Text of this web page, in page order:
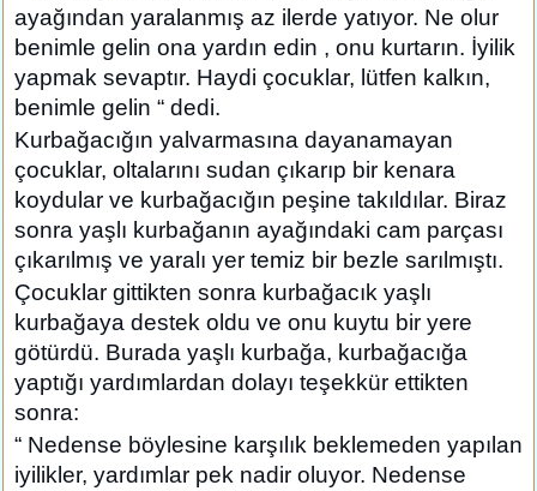
ayağından yaralanmış az ilerde yatıyor. Ne olur
benimle gelin ona yardın edin , onu kurtarın. İyilik
yapmak sevaptır. Haydi çocuklar, lütfen kalkın,
benimle gelin “ dedi.
Kurbağacığın yalvarmasına dayanamayan
çocuklar, oltalarını sudan çıkarıp bir kenara
koydular ve kurbağacığın peşine takıldılar. Biraz
sonra yaşlı kurbağanın ayağındaki cam parçası
çıkarılmış ve yaralı yer temiz bir bezle sarılmıştı.
Çocuklar gittikten sonra kurbağacık yaşlı
kurbağaya destek oldu ve onu kuytu bir yere
götürdü. Burada yaşlı kurbağa, kurbağacığa
yaptığı yardımlardan dolayı teşekkür ettikten
sonra:
“ Nedense böylesine karşılık beklemeden yapılan
iyilikler, yardımlar pek nadir oluyor. Nedense